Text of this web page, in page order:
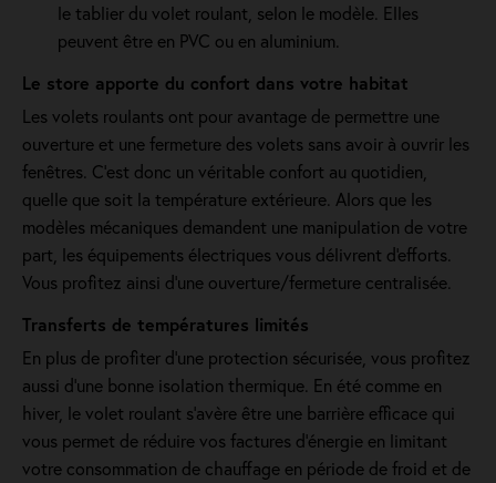
le tablier du volet roulant, selon le modèle. Elles
peuvent être en PVC ou en aluminium.
Le store apporte du confort dans votre habitat
Les volets roulants ont pour avantage de permettre une
ouverture et une fermeture des volets sans avoir à ouvrir les
fenêtres. C’est donc un véritable confort au quotidien,
quelle que soit la température extérieure. Alors que les
modèles mécaniques demandent une manipulation de votre
part, les équipements électriques vous délivrent d'efforts.
Vous profitez ainsi d'une ouverture/fermeture centralisée.
Transferts de températures limités
En plus de profiter d'une protection sécurisée, vous profitez
aussi d'une bonne isolation thermique. En été comme en
hiver, le volet roulant s'avère être une barrière efficace qui
vous permet de réduire vos factures d’énergie en limitant
votre consommation de chauffage en période de froid et de